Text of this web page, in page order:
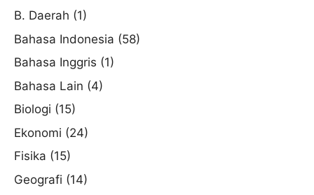
B. Daerah (1)
Bahasa Indonesia (58)
Bahasa Inggris (1)
Bahasa Lain (4)
Biologi (15)
Ekonomi (24)
Fisika (15)
Geografi (14)